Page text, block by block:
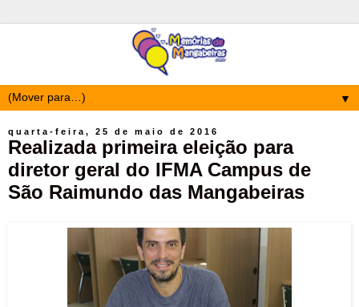
▼
quarta-feira, 25 de maio de 2016
Realizada primeira eleição para
diretor geral do IFMA Campus de
São Raimundo das Mangabeiras